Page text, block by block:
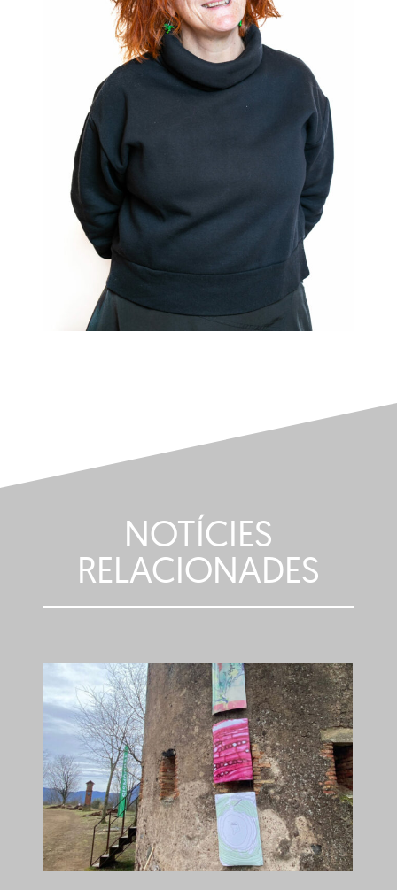
NOTÍCIES
RELACIONADES
El 17è sismògraf arrenca
aquest dijous amb una
programació entorn de
l’aliment i els boscos